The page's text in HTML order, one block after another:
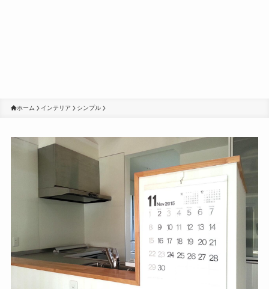
ホーム インテリア シンプル